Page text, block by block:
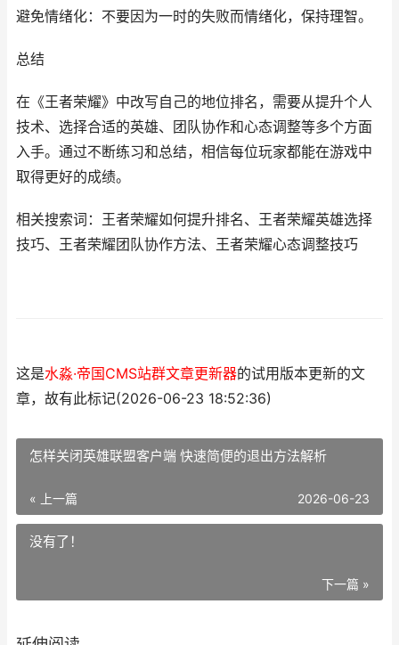
避免情绪化：不要因为一时的失败而情绪化，保持理智。
总结
在《王者荣耀》中改写自己的地位排名，需要从提升个人
技术、选择合适的英雄、团队协作和心态调整等多个方面
入手。通过不断练习和总结，相信每位玩家都能在游戏中
取得更好的成绩。
相关搜索词：王者荣耀如何提升排名、王者荣耀英雄选择
技巧、王者荣耀团队协作方法、王者荣耀心态调整技巧
这是水淼·帝国CMS站群文章更新器的试用版本更新的文
章，故有此标记(2026-06-23 18:52:36)
怎样关闭英雄联盟客户端 快速简便的退出方法解析
« 上一篇 2026-06-23
没有了！
下一篇 »